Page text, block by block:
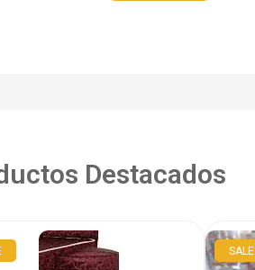
Destacados
SALE